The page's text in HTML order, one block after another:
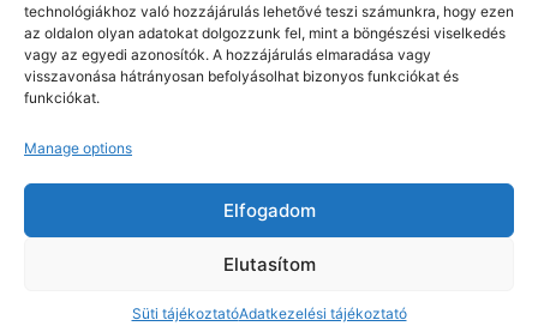
technológiákhoz való hozzájárulás lehetővé teszi számunkra, hogy ezen
az oldalon olyan adatokat dolgozzunk fel, mint a böngészési viselkedés
vagy az egyedi azonosítók. A hozzájárulás elmaradása vagy
visszavonása hátrányosan befolyásolhat bizonyos funkciókat és
funkciókat.
Manage options
Elfogadom
Elutasítom
Süti tájékoztatóAdatkezelési tájékoztató
Union Pump Kft. © 2025 Minden jog fenntartva.
Adatvédelmi tájékoztatóSüti tájékoztató
Az oldalt készítette:Empire Design